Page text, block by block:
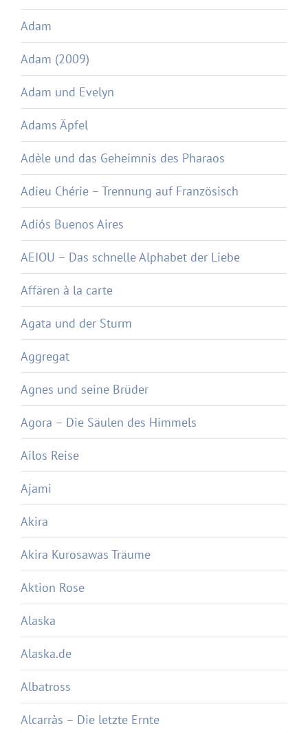
Adam
Adam (2009)
Adam und Evelyn
Adams Äpfel
Adèle und das Geheimnis des Pharaos
Adieu Chérie – Trennung auf Französisch
Adiós Buenos Aires
AEIOU – Das schnelle Alphabet der Liebe
Affären à la carte
Agata und der Sturm
Aggregat
Agnes und seine Brüder
Agora – Die Säulen des Himmels
Ailos Reise
Ajami
Akira
Akira Kurosawas Träume
Aktion Rose
Alaska
Alaska.de
Albatross
Alcarràs – Die letzte Ernte